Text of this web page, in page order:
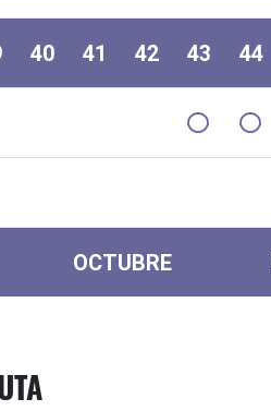
40 41 42 43 44
OCTUBRE